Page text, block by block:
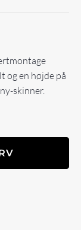
og en højde på
skinner.